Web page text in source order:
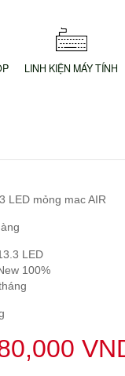
LINH KIỆN MÁY TÍNH
LED mỏng mac AIR
LED
100%